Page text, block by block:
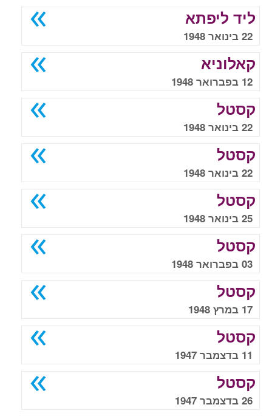
ליד ליפתא
22 בינואר 1948
קאלוניא
12 בפברואר 1948
קסטל
22 בינואר 1948
קסטל
22 בינואר 1948
קסטל
25 בינואר 1948
קסטל
03 בפברואר 1948
קסטל
17 במרץ 1948
קסטל
11 בדצמבר 1947
קסטל
26 בדצמבר 1947